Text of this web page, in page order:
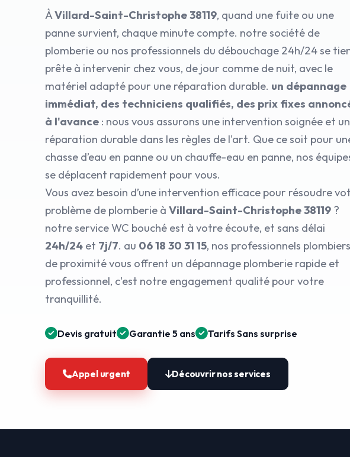
ÀVillard-Saint-Christophe 38119, quand une fuite ou une
panne survient, chaque minute compte. notre société de
plomberie ou nos professionnels du débouchage 24h/24 se
prête à intervenir chez vous, de jour comme de nuit, avec le
matériel adapté pour une réparation durable. un dépannage
immédiat, des techniciens qualifiés, des prix fixes
à l'avance : nous vous assurons une intervention soignée et
réparation durable dans les règles de l'art. Que ce soit pour
chasse d’eau en panne ou un chauffe-eau en panne, nos
se déplacent rapidement pour vous.
Vous avez besoin d’une intervention efficace pour résoudre
problème de plomberie à Villard-Saint-Christophe 38119 ?
notre service WC bouché est à votre écoute, et sans délai
24h/24 et 7j/7. au 06 18 30 31 15, nos professionnels plombiers
de proximité vous offrent un dépannage plomberie rapide et
professionnel, c'est notre engagement qualité pour votre
tranquillité.
Devis gratuit Garantie 5 ans Tarifs Sans surprise
Appel urgent Découvrir nos services